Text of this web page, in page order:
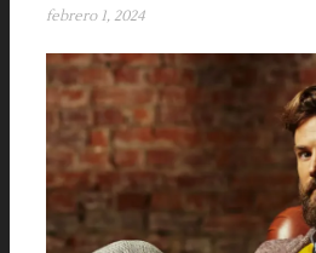
febrero 1, 2024